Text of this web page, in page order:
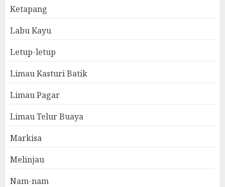
Ketapang
Labu Kayu
Letup-letup
Limau Kasturi Batik
Limau Pagar
Limau Telur Buaya
Markisa
Melinjau
Nam-nam